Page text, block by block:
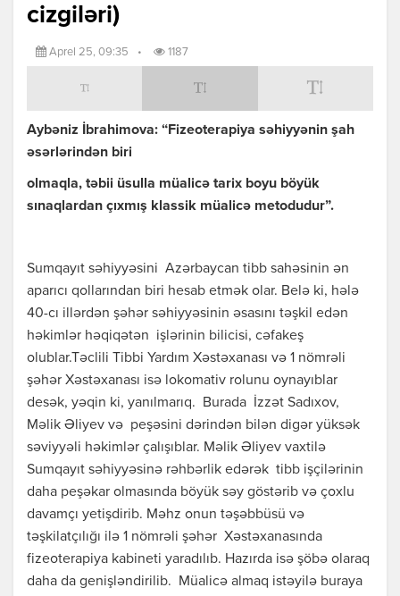
cizgiləri)
Aprel 25, 09:35 • 1187
Aybəniz İbrahimova: “Fizeoterapiya səhiyyənin şah
əsərlərindən biri
olmaqla, təbii üsulla müalicə tarix boyu böyük
sınaqlardan çıxmış klassik müalicə metodudur”.
Sumqayıt səhiyyəsini Azərbaycan tibb sahəsinin ən
aparıcı qollarından biri hesab etmək olar. Belə ki, hələ
40-cı illərdən şəhər səhiyyəsinin əsasını təşkil edən
həkimlər həqiqətən işlərinin bilicisi, cəfakeş
olublar.Təclili Tibbi Yardım Xəstəxanası və 1 nömrəli
şəhər Xəstəxanası isə lokomativ rolunu oynayıblar
desək, yəqin ki, yanılmarıq. Burada İzzət Sadıxov,
Məlik Əliyev və peşəsini dərindən bilən digər yüksək
səviyyəli həkimlər çalışıblar. Məlik Əliyev vaxtilə
Sumqayıt səhiyyəsinə rəhbərlik edərək tibb işçilərinin
daha peşəkar olmasında böyük səy göstərib və çoxlu
davamçı yetişdirib. Məhz onun təşəbbüsü və
təşkilatçılığı ilə 1 nömrəli şəhər Xəstəxanasında
fizeoterapiya kabineti yaradılıb. Hazırda isə şöbə olaraq
daha da genişləndirilib. Müalicə almaq istəyilə buraya